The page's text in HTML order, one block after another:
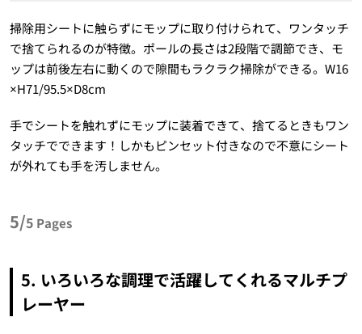
掃除用シートに触らずにモップに取り付けられて、ワンタッチ
で捨てられるのが特徴。ポールの長さは2段階で調節でき、モ
ップは前後左右に動くので隙間もラクラク掃除ができる。W16
×H71/95.5×D8cm
手でシートを触れずにモップに装着できて、捨てるときもワン
タッチでできます！しかもピンセット付きなので不意にシート
が外れても手を汚しません。
5/5 Pages
5. いろいろな調理で活躍してくれるマルチプ
レーヤー